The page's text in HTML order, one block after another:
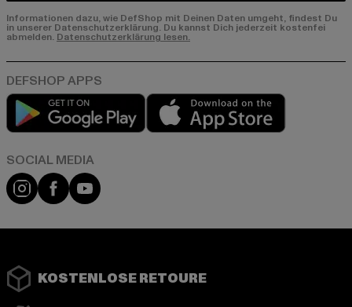
Informationen dazu, wie DefShop mit Deinen Daten umgeht, findest Du
in unserer Datenschutzerklärung. Du kannst Dich jederzeit kostenfei
abmelden. Datenschutzerklärung lesen.
Play market
Instagram
FacebookYouTube
KOSTENLOSE RETOURE